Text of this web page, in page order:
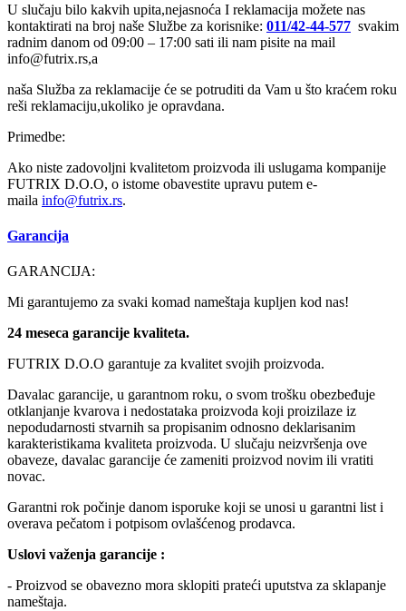
U slučaju bilo kakvih upita,nejasnoća I reklamacija možete nas
kontaktirati na broj naše Službe za korisnike: 011/42-44-577 svakim
radnim danom od 09:00 – 17:00 sati ili nam pisite na mail
info@futrix.rs,a
naša Služba za reklamacije će se potruditi da Vam u što kraćem roku
reši reklamaciju,ukoliko je opravdana.
Primedbe:
Ako niste zadovoljni kvalitetom proizvoda ili uslugama kompanije
FUTRIX D.O.O, o istome obavestite upravu putem e-
maila info@futrix.rs.
Garancija
GARANCIJA:
Mi garantujemo za svaki komad nameštaja kupljen kod nas!
24 meseca garancije kvaliteta.
FUTRIX D.O.O garantuje za kvalitet svojih proizvoda.
Davalac garancije, u garantnom roku, o svom trošku obezbeđuje
otklanjanje kvarova i nedostataka proizvoda koji proizilaze iz
nepodudarnosti stvarnih sa propisanim odnosno deklarisanim
karakteristikama kvaliteta proizvoda. U slučaju neizvršenja ove
obaveze, davalac garancije će zameniti proizvod novim ili vratiti
novac.
Garantni rok počinje danom isporuke koji se unosi u garantni list i
overava pečatom i potpisom ovlašćenog prodavca.
Uslovi važenja garancije :
- Proizvod se obavezno mora sklopiti prateći uputstva za sklapanje
nameštaja.